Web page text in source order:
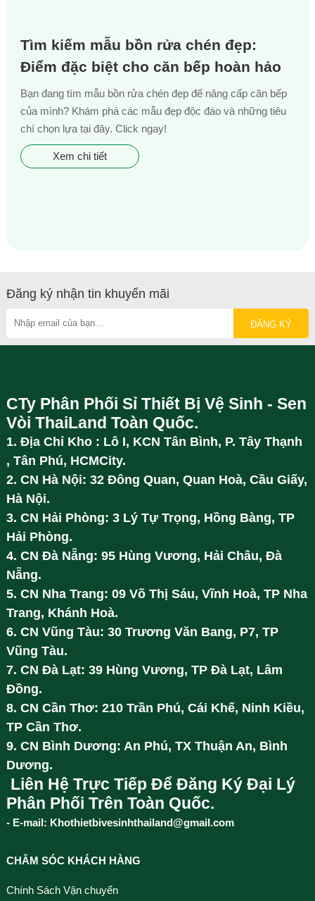
Tìm kiếm mẫu bồn rửa chén đẹp:
Điểm đặc biệt cho căn bếp hoàn hảo
Bạn đang tìm mẫu bồn rửa chén đẹp để nâng cấp căn bếp
của mình? Khám phá các mẫu đẹp độc đáo và những tiêu
chí chọn lựa tại đây. Click ngay!
Xem chi tiết
Đăng ký nhận tin khuyến mãi
CTy Phân Phối Sỉ Thiết Bị Vệ Sinh - Sen
Vòi ThaiLand Toàn Quốc.
1. Địa Chỉ Kho : Lô I, KCN Tân Bình, P. Tây Thạnh
, Tân Phú, HCMCity.
2. CN Hà Nội: 32 Đông Quan, Quan Hoà, Cầu Giấy,
Hà Nội.
3. CN Hải Phòng: 3 Lý Tự Trọng, Hồng Bàng, TP
Hải Phòng.
4. CN Đà Nẵng: 95 Hùng Vương, Hải Châu, Đà
Nẵng.
5. CN Nha Trang: 09 Võ Thị Sáu, Vĩnh Hoà, TP Nha
Trang, Khánh Hoà.
6. CN Vũng Tàu: 30 Trương Văn Bang, P7, TP
Vũng Tàu.
7. CN Đà Lạt: 39 Hùng Vương, TP Đà Lạt, Lâm
Đồng.
8. CN Cần Thơ: 210 Trần Phú, Cái Khế, Ninh Kiều,
TP Cần Thơ.
9. CN Bình Dương: An Phú, TX Thuận An, Bình
Dương.
Liên Hệ Trực Tiếp Để Đăng Ký Đại Lý
Phân Phối Trên Toàn Quốc.
- E-mail: Khothietbivesinhthailand@gmail.com
CHĂM SÓC KHÁCH HÀNG
Chính Sách Vận chuyển